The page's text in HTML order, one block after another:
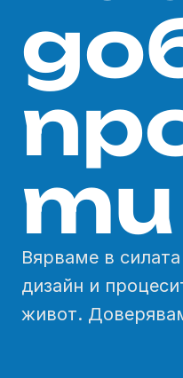
ти
Вярваме в
дизайн и
живот.